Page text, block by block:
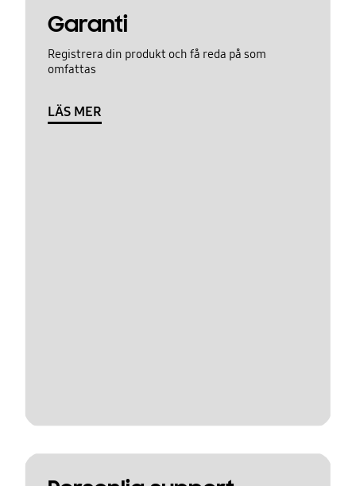
Garanti
Registrera din produkt och få reda på som
omfattas
LÄS MER